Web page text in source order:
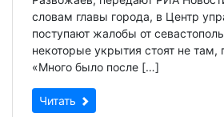
словам главы города, в Центр
поступают жалобы от
некоторые укрытия стоят не там,
«Много было после […]
Читать